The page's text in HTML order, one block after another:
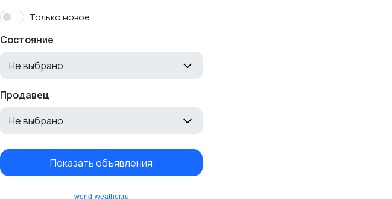
Только новое
Состояние
Не выбрано
Продавец
Не выбрано
Показать объявления
world-weather.ru